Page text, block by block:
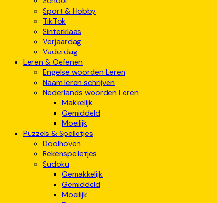
Sport & Hobby
TikTok
Sinterklaas
Verjaardag
Vaderdag
Leren & Oefenen
Engelse woorden Leren
Naam leren schrijven
Nederlands woorden Leren
Makkelijk
Gemiddeld
Moeilijk
Puzzels & Spelletjes
Doolhoven
Rekenspelletjes
Sudoku
Gemakkelijk
Gemiddeld
Moeilijk